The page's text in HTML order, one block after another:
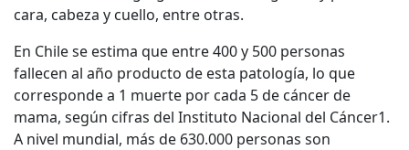
cara, cabeza y cuello, entre otras.
En Chile se estima que entre 400 y 500 personas
fallecen al año producto de esta patología, lo que
corresponde a 1 muerte por cada 5 de cáncer de
mama, según cifras del Instituto Nacional del Cáncer1.
A nivel mundial, más de 630.000 personas son